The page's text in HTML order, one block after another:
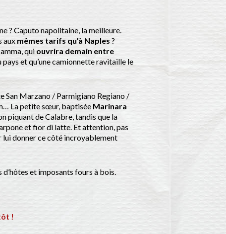
? Caputo napolitaine, la meilleure.
aux mêmes tarifs qu’à Naples ?
qui ouvrira demain entre
et qu’une camionnette ravitaille le
San Marzano / Parmigiano Regiano /
La petite sœur, baptisée Marinara
piquant de Calabre, tandis que la
et fior di latte. Et attention, pas
lui donner ce côté incroyablement
et imposants fours à bois.
!